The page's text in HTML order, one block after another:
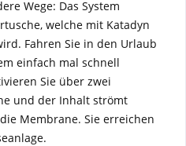
Wege: Das System
welche mit Katadyn
Fahren Sie in den Urlaub
einfach mal schnell
Sie über zwei
und der Inhalt strömt
Membrane. Sie erreichen